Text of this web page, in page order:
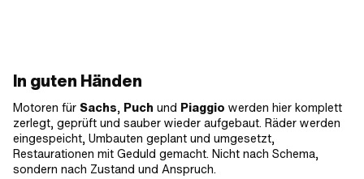
In guten Händen
Motoren für Sachs, Puch und Piaggio werden hier komplett
zerlegt, geprüft und sauber wieder aufgebaut. Räder werden
eingespeicht, Umbauten geplant und umgesetzt,
Restaurationen mit Geduld gemacht. Nicht nach Schema,
sondern nach Zustand und Anspruch.